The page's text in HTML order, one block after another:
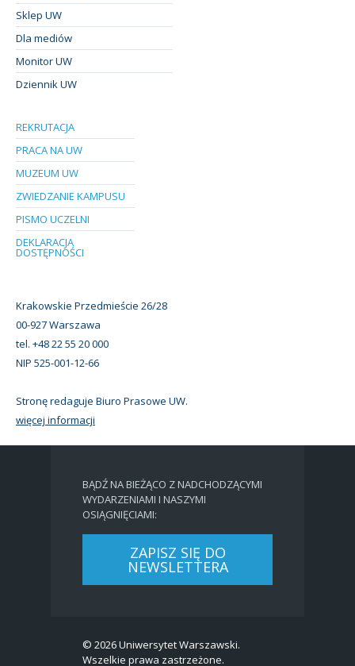
Sklep UW
Dla mediów
Monitor UW
Dziennik UW
REKRUTACJA
PRACA NA UW
MUZEUM UW
ZWIEDZANIE KAMPUSU
PISMO UCZELNI
DEKLARACJA
DOSTĘPNOŚCI
Krakowskie Przedmieście 26/28
00-927 Warszawa
tel. +48 22 55 20 000
NIP 525-001-12-66
Stronę redaguje Biuro Prasowe UW.
więcej informacji
BĄDŹ NA BIEŻĄCO Z NADCHODZĄCYMI
WYDARZENIAMI I NASZYMI
OSIĄGNIĘCIAMI:
ZAPISZ SIĘ DO
NEWSLETTERA
© 2026 Uniwersytet Warszawski.
Wszelkie prawa zastrzeżone.